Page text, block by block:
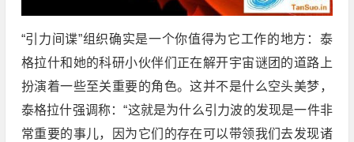
“引力间谍”组织确实是一个你值得为它工作的地方：泰
格拉什和她的科研小伙伴们正在解开宇宙谜团的道路上
扮演着一些至关重要的角色。这并不是什么空头美梦，
泰格拉什强调称：“这就是为什么引力波的发现是一件非
常重要的事儿，因为它们的存在可以带领我们去发现诸